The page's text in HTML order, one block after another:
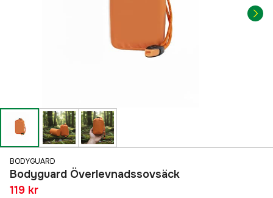
BODYGUARD
Bodyguard Överlevnadssovsäck
119 kr